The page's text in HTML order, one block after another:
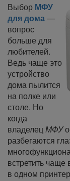
Выбор МФУ
для дома—
вопрос
больше для
любителей.
Ведь чаще это
устройство
дома пылится
на полке или
столе. Но
когда
владелецМФУ
разбегаются
встретить
в одном